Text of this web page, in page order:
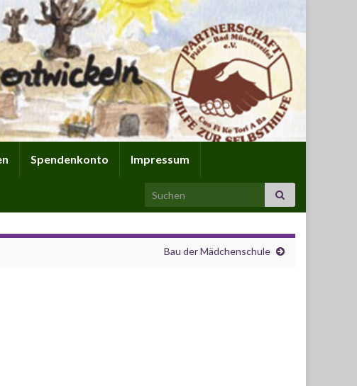
Spendenkonto Impressum
Search for:
Bau der Mädchenschule